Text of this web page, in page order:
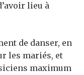
lieu à
de danser, en
les mariés, et
maximum